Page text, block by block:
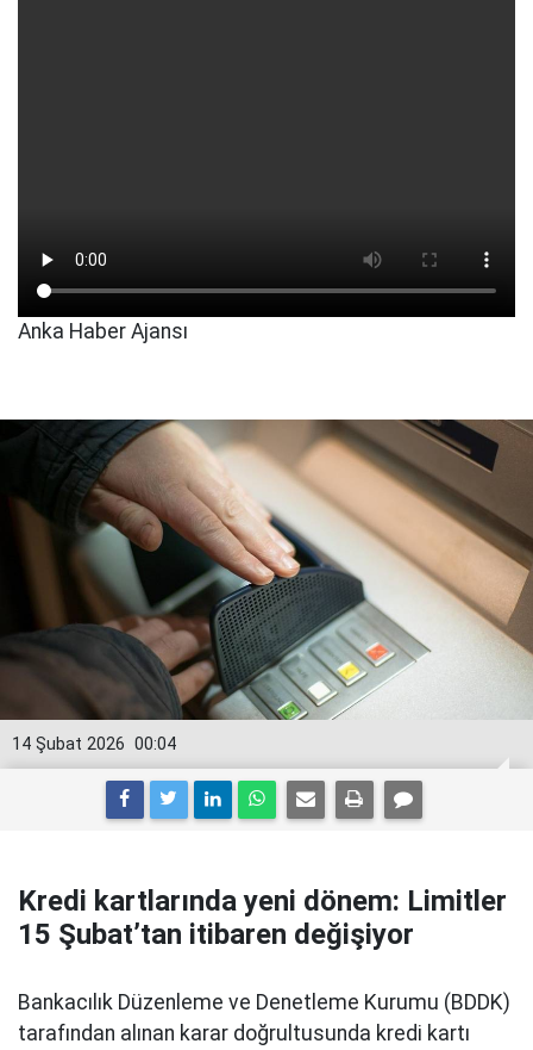
Anka Haber Ajansı
00:04
14 Şubat 2026
Kredi kartlarında yeni dönem: Limitler
15 Şubat’tan itibaren değişiyor
Bankacılık Düzenleme ve Denetleme Kurumu (BDDK)
tarafından alınan karar doğrultusunda kredi kartı